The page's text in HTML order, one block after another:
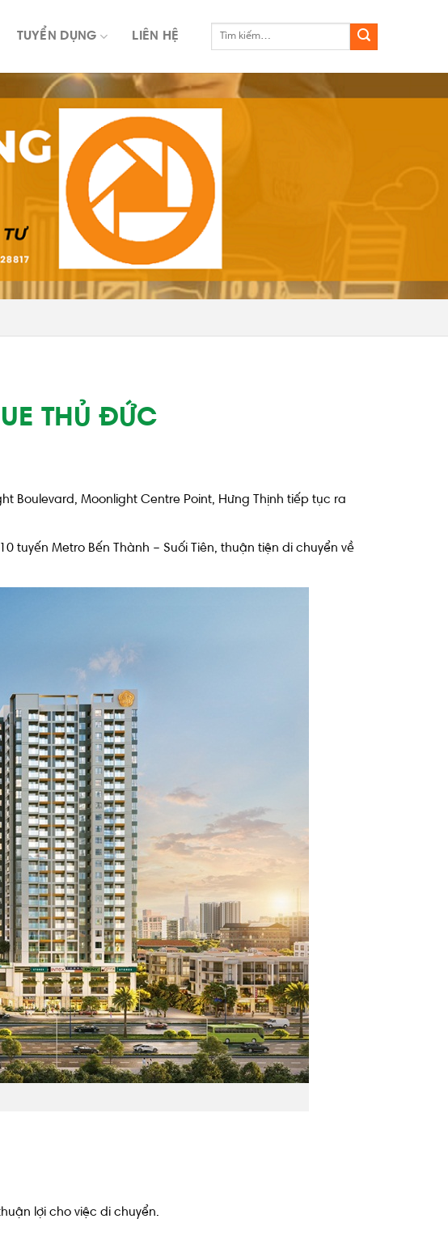
TUYỂN DỤNG LIÊN HỆ
THỦ ĐỨC
Boulevard, Moonlight Centre Point, Hưng Thịnh tiếp tục ra
tuyến Metro Bến Thành – Suối Tiên, thuận tiện di chuyển về
lợi cho việc di chuyển.